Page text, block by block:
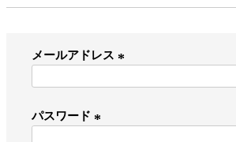
メールアドレス
パスワード